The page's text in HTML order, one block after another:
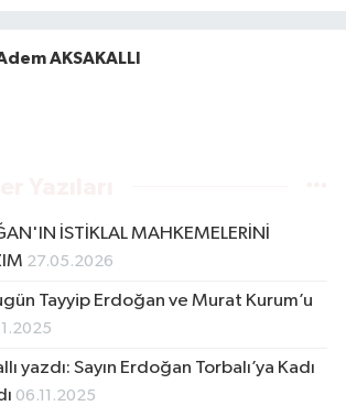
AKSAKALLI
İSTİKLAL MAHKEMELERİNİ
27.05.2026
Tayyip Erdoğan ve Murat Kurum’u
yazdı: Sayın Erdoğan Torbalı’ya Kadı
06.11.2025